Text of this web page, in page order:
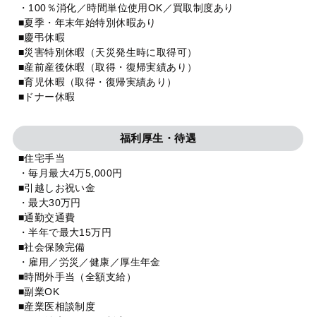
・100％消化／時間単位使用OK／買取制度あり
■夏季・年末年始特別休暇あり
■慶弔休暇
■災害特別休暇（天災発生時に取得可）
■産前産後休暇（取得・復帰実績あり）
■育児休暇（取得・復帰実績あり）
■ドナー休暇
福利厚生・待遇
■住宅手当
・毎月最大4万5,000円
■引越しお祝い金
・最大30万円
■通勤交通費
・半年で最大15万円
■社会保険完備
・雇用／労災／健康／厚生年金
■時間外手当（全額支給）
■副業OK
■産業医相談制度